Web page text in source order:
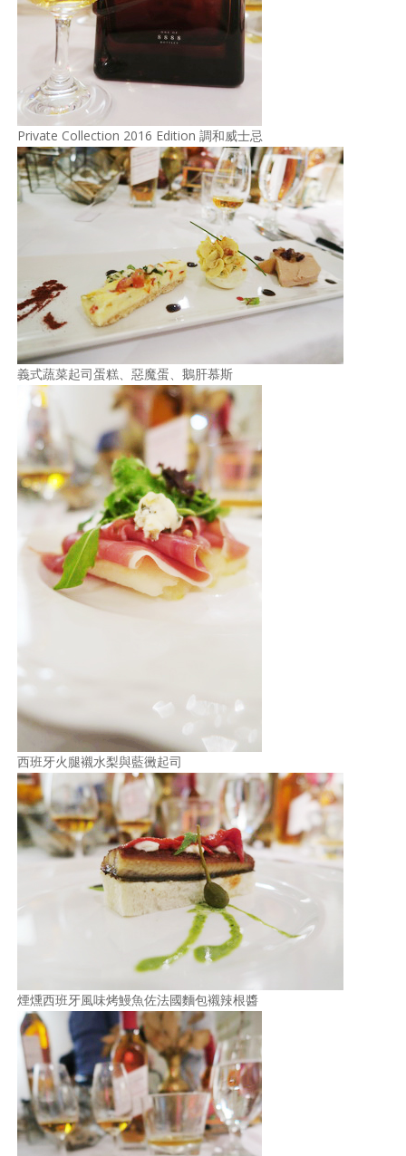
Private Collection 2016 Edition 調和威士忌
義式蔬菜起司蛋糕、惡魔蛋、鵝肝慕斯
西班牙火腿襯水梨與藍黴起司
煙燻西班牙風味烤鰻魚佐法國麵包襯辣根醬